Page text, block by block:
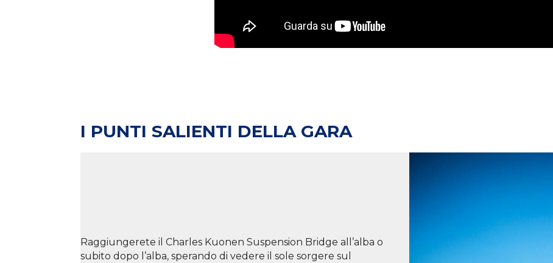
I PUNTI SALIENTI DELLA GARA
Raggiungerete il Charles Kuonen Suspension Bridge all’alba o
subito dopo l’alba, sperando di vedere il sole sorgere sul